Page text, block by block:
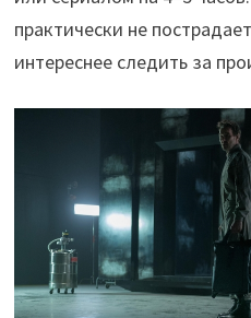
практически не
интереснее следить за